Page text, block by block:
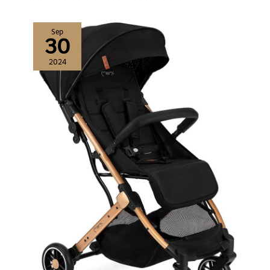
haut d'un véhicule à l'autre
pour des trajets sans souci
Sep
30
2024